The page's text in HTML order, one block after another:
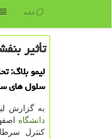
خانه
تأثیر
لیمو بلاگ:
سلول های
به گزارش
دانشگاه
کنترل